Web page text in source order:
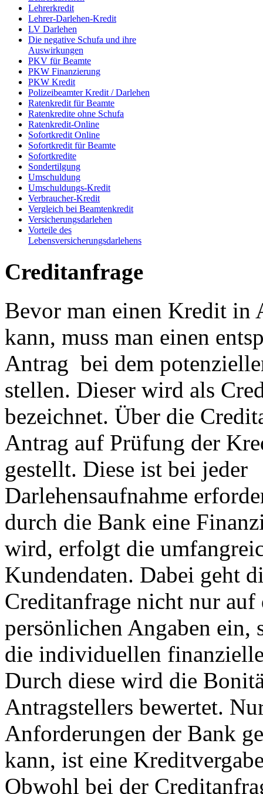
Lehrerkredit
Lehrer-Darlehen-Kredit
LV Darlehen
Die negative Schufa und ihre
Auswirkungen
PKV für Beamte
PKW Finanzierung
PKW Kredit
Polizeibeamter Kredit / Darlehen
Ratenkredit für Beamte
Ratenkredite ohne Schufa
Ratenkredit-Online
Sofortkredit Online
Sofortkredit für Beamte
Sofortkredite
Sondertilgung
Umschuldung
Umschuldungs-Kredit
Verbraucher-Kredit
Vergleich bei Beamtenkredit
Versicherungsdarlehen
Vorteile des
Lebensversicherungsdarlehens
Creditanfrage
Bevor man einen Kredit in
kann, muss man einen
Antrag bei dem
stellen. Dieser wird als
bezeichnet. Über die
Antrag auf Prüfung der
gestellt. Diese ist bei jeder
Darlehensaufnahme
durch die Bank eine
wird, erfolgt die
Kundendaten. Dabei geht
Creditanfrage nicht nur auf
persönlichen Angaben ein,
die individuellen
Durch diese wird die
Antragstellers bewertet.
Anforderungen der Bank
kann, ist eine
Obwohl bei der